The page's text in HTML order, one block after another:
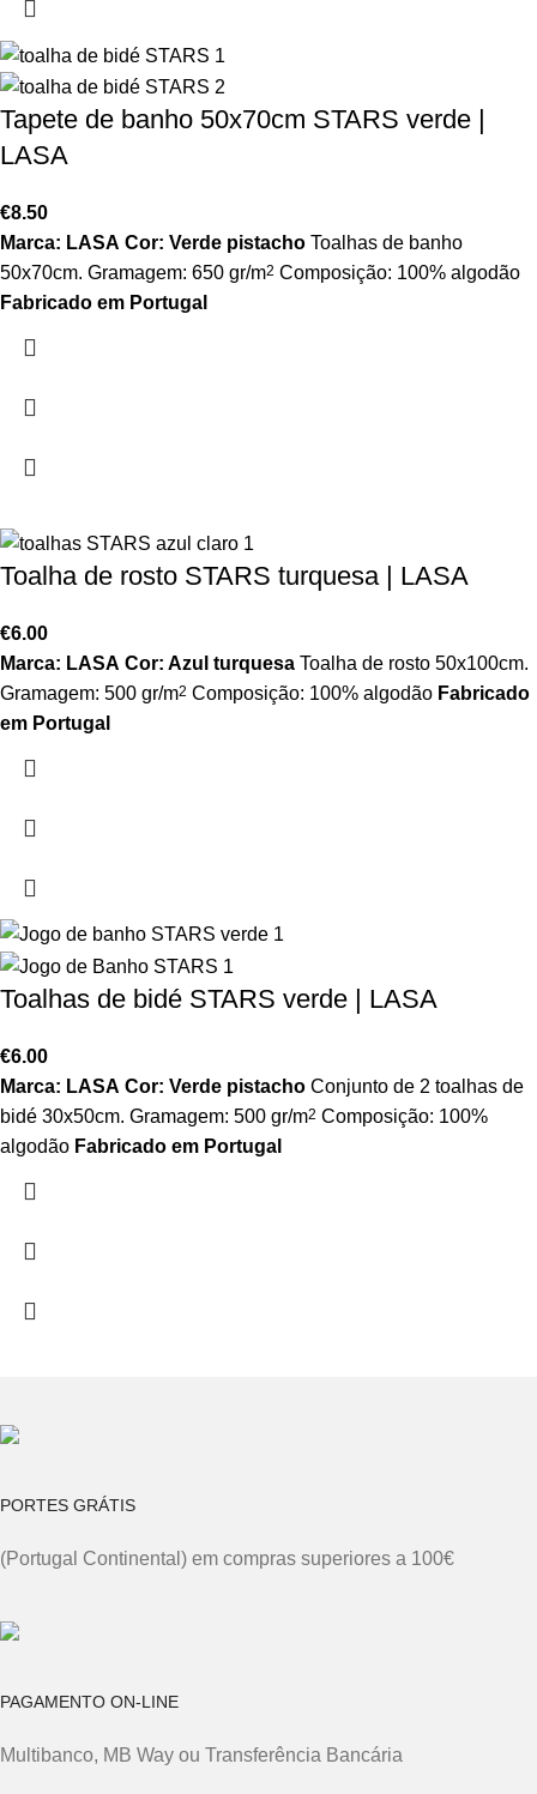
Tapete de banho 50x70cm STARS verde |
LASA
€8.50
Marca: LASA Cor: Verde pistacho Toalhas de banho
50x70cm. Gramagem: 650 gr/m2 Composição: 100% algodão
Fabricado em Portugal
Toalha de rosto STARS turquesa | LASA
€6.00
Marca: LASA Cor: Azul turquesa Toalha de rosto 50x100cm.
Gramagem: 500 gr/m2 Composição: 100% algodão Fabricado
em Portugal
Toalhas de bidé STARS verde | LASA
€6.00
Marca: LASA Cor: Verde pistacho Conjunto de 2 toalhas de
bidé 30x50cm. Gramagem: 500 gr/m2 Composição: 100%
algodão Fabricado em Portugal
PORTES GRÁTIS
(Portugal Continental) em compras superiores a 100€
PAGAMENTO ON-LINE
Multibanco, MB Way ou Transferência Bancária